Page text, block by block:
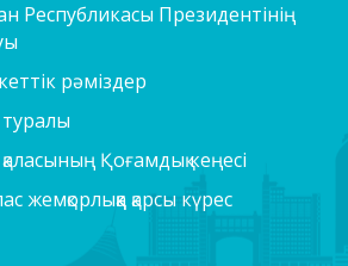
Республикасы Президентінің
рәміздер
Қоғамдық кеңесі
жемқорлыққа қарсы күрес